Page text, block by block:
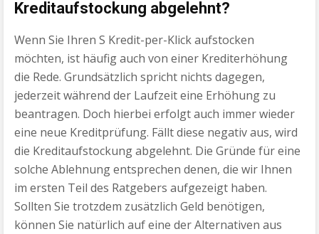
Kreditaufstockung abgelehnt?
Wenn Sie Ihren S Kredit-per-Klick aufstocken
möchten, ist häufig auch von einer Krediterhöhung
die Rede. Grundsätzlich spricht nichts dagegen,
jederzeit während der Laufzeit eine Erhöhung zu
beantragen. Doch hierbei erfolgt auch immer wieder
eine neue Kreditprüfung. Fällt diese negativ aus, wird
die Kreditaufstockung abgelehnt. Die Gründe für eine
solche Ablehnung entsprechen denen, die wir Ihnen
im ersten Teil des Ratgebers aufgezeigt haben.
Sollten Sie trotzdem zusätzlich Geld benötigen,
können Sie natürlich auf eine der Alternativen aus